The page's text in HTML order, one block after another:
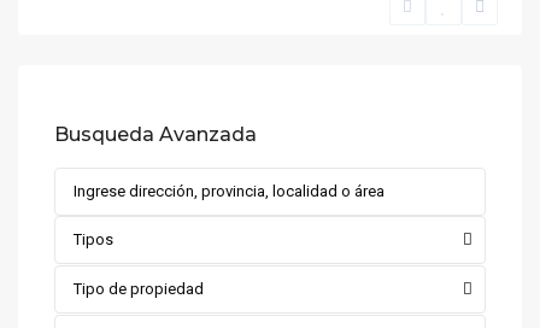
Busqueda Avanzada
Tipos
Tipo de propiedad